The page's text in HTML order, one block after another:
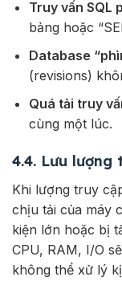
Truy vấn SQL
bảng hoặc
Database
(revisions)
Quá tải truy
cùng một lúc.
4.4. Lưu
Khi lượng truy
chịu tải của máy
kiện lớn hoặc bị
CPU, RAM, I/O
không thể xử lý